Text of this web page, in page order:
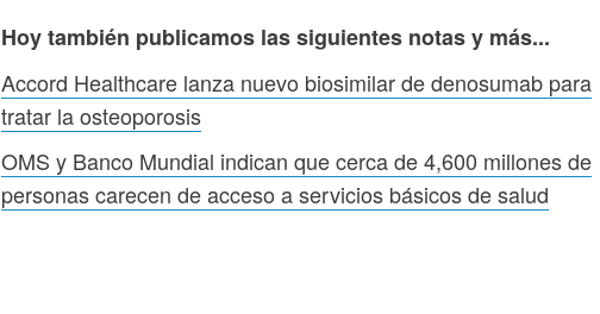
Hoy también publicamos las siguientes notas y más...
Accord Healthcare lanza nuevo biosimilar de denosumab para
tratar la osteoporosis
OMS y Banco Mundial indican que cerca de 4,600 millones de
personas carecen de acceso a servicios básicos de salud